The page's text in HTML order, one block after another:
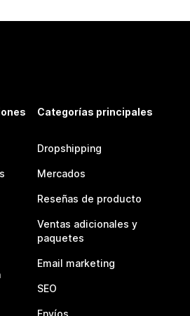
Categorías principales
Dropshipping
Mercados
Reseñas de producto
Ventas adicionales y
paquetes
Email marketing
SEO
Envíos